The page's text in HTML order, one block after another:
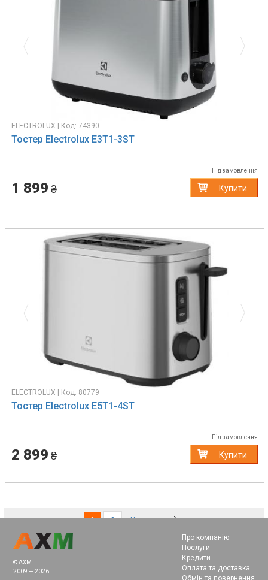
ELECTROLUX | Код: 74390
Тостер Electrolux E3T1-3ST
Під замовлення
1 899 ₴ Купити
ELECTROLUX | Код: 80779
Тостер Electrolux E5T1-4ST
Під замовлення
2 899 ₴ Купити
1(current)
2 Наступна
© AXM
2009 — 2026
Про компанію
Послуги
Кредити
Оплата та доставка
Обмін та повернення